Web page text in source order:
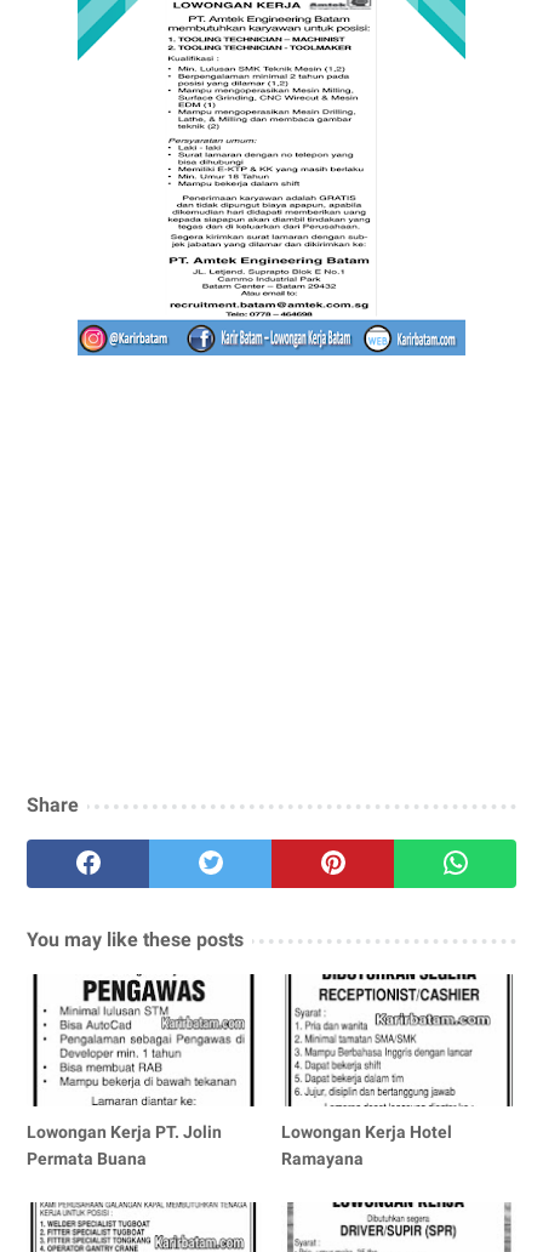
Share
You may like these posts
Lowongan Kerja PT. Jolin
Permata Buana
Lowongan Kerja Hotel
Ramayana